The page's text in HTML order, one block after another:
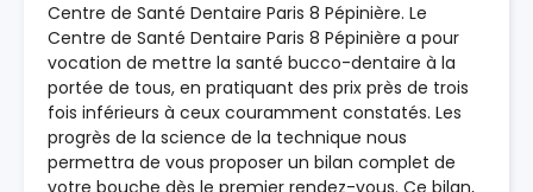
Centre de Santé Dentaire Paris 8 Pépinière. Le
Centre de Santé Dentaire Paris 8 Pépinière a pour
vocation de mettre la santé bucco-dentaire à la
portée de tous, en pratiquant des prix près de trois
fois inférieurs à ceux couramment constatés. Les
progrès de la science de la technique nous
permettra de vous proposer un bilan complet de
votre bouche dès le premier rendez-vous. Ce bilan,